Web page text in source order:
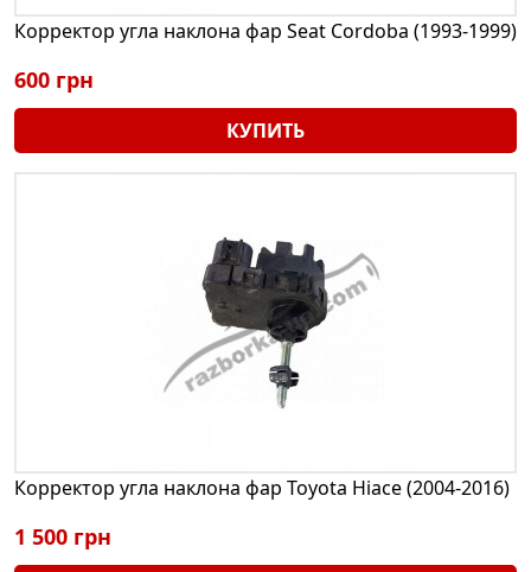
Корректор угла наклона фар Seat Cordoba (1993-1999)
600 грн
КУПИТЬ
Корректор угла наклона фар Toyota Hiace (2004-2016)
1 500 грн